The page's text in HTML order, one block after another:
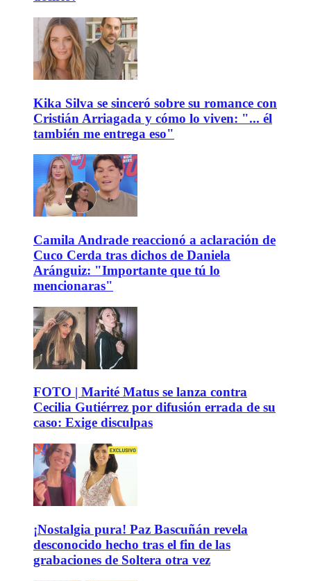
Kika Silva se sinceró sobre su romance con
Cristián Arriagada y cómo lo viven: "... él
también me entrega eso"
Camila Andrade reaccionó a aclaración de
Cuco Cerda tras dichos de Daniela
Aránguiz: "Importante que tú lo
mencionaras"
FOTO | Marité Matus se lanza contra
Cecilia Gutiérrez por difusión errada de su
caso: Exige disculpas
¡Nostalgia pura! Paz Bascuñán revela
desconocido hecho tras el fin de las
grabaciones de Soltera otra vez